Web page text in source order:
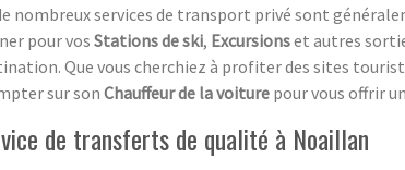
nombreux services de transport privé sont
pour vosStations de ski, Excursionset autres
Que vous cherchiez à profiter des sites
sur son Chauffeur de la voiture pour vous offrir
de transferts de qualité à Noaillan